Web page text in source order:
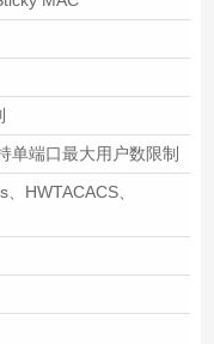
单端口最大用户数限制
HWTACACS、